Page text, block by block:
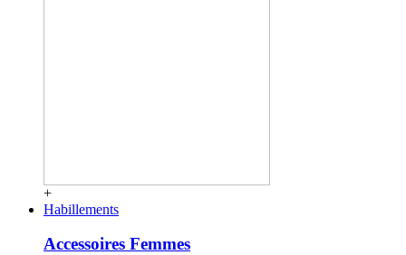
+
Habillements
Accessoires Femmes